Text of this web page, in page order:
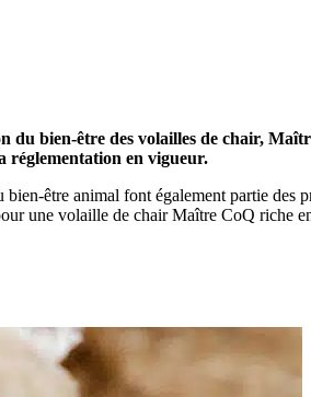
du bien-être des volailles de chair,
réglementation en vigueur.
être animal font également partie
une volaille de chair Maître CoQ riche